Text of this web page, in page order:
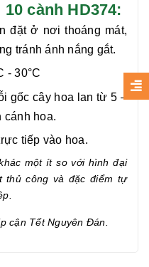
cành HD374:
đặt ở nơi thoáng mát,
tránh ánh nắng gắt.
- 30°C
gốc cây hoa lan từ 5 –
cánh hoa.
tiếp vào hoa.
một ít so với hình đại
thủ công và đặc điểm tự
cận Tết Nguyên Đán.